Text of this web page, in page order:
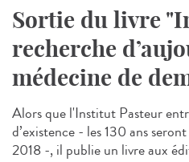
Sortie du livre
recherche
médecine de
Alors que l'Institut Pasteur
d’existence - les 130 ans
2018 -, il publie un livre aux